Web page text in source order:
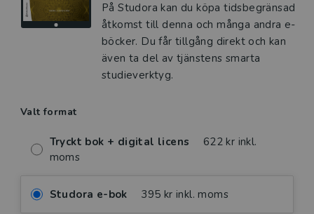
På Studora kan du köpa tidsbegränsad
åtkomst till denna och många andra e-
böcker. Du får tillgång direkt och kan
även ta del av tjänstens smarta
studieverktyg.
Valt format
Tryckt bok + digital licens
622 kr inkl.
moms
Studora e-bok 395 kr inkl. moms